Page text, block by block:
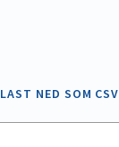
LAST NED SOM CSV